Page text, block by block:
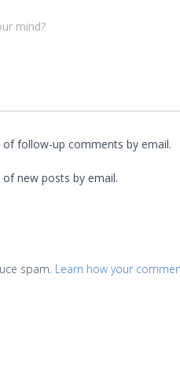
mind?
follow-up comments by email.
new posts by email.
spam. Learn how your